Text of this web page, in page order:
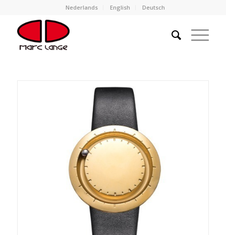
Nederlands English Deutsch